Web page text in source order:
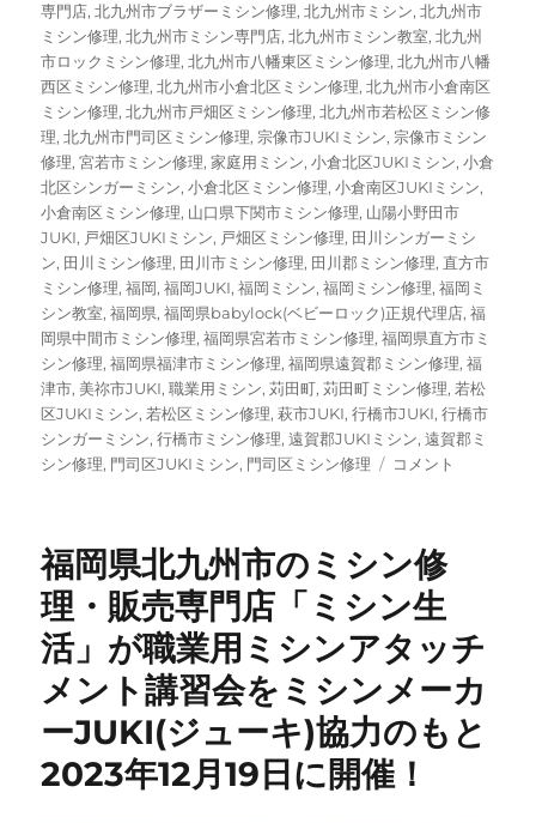
専門店,北九州市ブラザーミシン修理,北九州市ミシン,北九州市
ミシン修理,北九州市ミシン専門店,北九州市ミシン教室,北九州
市ロックミシン修理,北九州市八幡東区ミシン修理,北九州市八幡
西区ミシン修理,北九州市小倉北区ミシン修理,北九州市小倉南区
ミシン修理,北九州市戸畑区ミシン修理,北九州市若松区ミシン修
理,北九州市門司区ミシン修理,宗像市JUKIミシン,宗像市ミシン
修理,宮若市ミシン修理,家庭用ミシン,小倉北区JUKIミシン,小倉
北区シンガーミシン,小倉北区ミシン修理,小倉南区JUKIミシン,
小倉南区ミシン修理, 山口県下関市ミシン修理, 山陽小野田市
JUKI, 戸畑区JUKIミシン, 戸畑区ミシン修理, 田川シンガーミシ
ン, 田川ミシン修理, 田川市ミシン修理, 田川郡ミシン修理, 直方市
ミシン修理,福岡,福岡JUKI,福岡ミシン,福岡ミシン修理,福岡ミ
シン教室,福岡県,福岡県babylock(ベビーロック)正規代理店,福
岡県中間市ミシン修理,福岡県宮若市ミシン修理,福岡県直方市ミ
シン修理,福岡県福津市ミシン修理,福岡県遠賀郡ミシン修理,福
津市, 美祢市JUKI,職業用ミシン,苅田町,苅田町ミシン修理,若松
区JUKIミシン,若松区ミシン修理,萩市JUKI,行橋市JUKI,行橋市
シンガーミシン,行橋市ミシン修理,遠賀郡JUKIミシン,遠賀郡ミ
シン修理, 門司区JUKIミシン, 門司区ミシン修理
SINGER（シ
家
用
コ
ン
ピ
ー
タ
ー
コメント
福岡県北九州市のミシン修
理・販売専門店「ミシン生
活」が職業用ミシンアタッチ
メント講習会をミシンメーカ
ーJUKI(ジューキ)協力のもと
2023年12月19日に開催！